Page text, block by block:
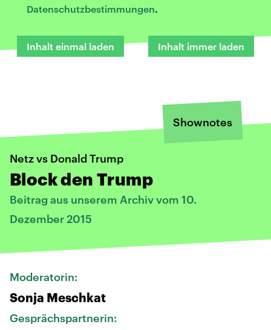
Datenschutzbestimmungen.
Inhalt einmal laden Inhalt immer laden
Shownotes
Netz vs Donald Trump
Block den Trump
Beitrag aus unserem Archiv vom 10.
Dezember 2015
Moderatorin:
Sonja Meschkat
Gesprächspartnerin: